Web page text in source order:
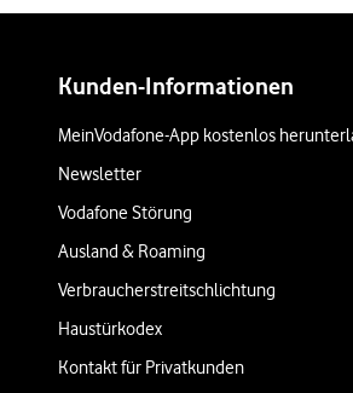
Kunden-Informationen
MeinVodafone-App kostenlos
Newsletter
Vodafone Störung
Ausland & Roaming
Verbraucherstreitschlichtung
Haustürkodex
Kontakt für Privatkunden